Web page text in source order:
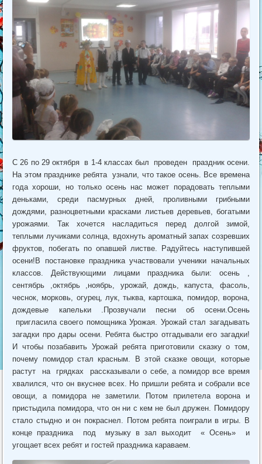
С 26 по 29 октября в 1-4 классах был проведен праздник осени.
На этом празднике ребята узнали, что такое осень. Все времена
года хороши, но только осень нас может порадовать теплыми
деньками, среди пасмурных дней, проливными грибными
дождями, разноцветными красками листьев деревьев, богатыми
урожаями. Так хочется насладиться перед долгой зимой,
теплыми лучиками солнца, вдохнуть ароматный запах созревших
фруктов, побегать по опавшей листве. Радуйтесь наступившей
осени!В постановке праздника участвовали ученики начальных
классов. Действующими лицами праздника были: осень ,
сентябрь ,октябрь ,ноябрь, урожай, дождь, капуста, фасоль,
чеснок, морковь, огурец, лук, тыква, картошка, помидор, ворона,
дождевые капельки .Прозвучали песни об осени.Осень
пригласила своего помощника Урожая. Урожай стал загадывать
загадки про дары осени. Ребята быстро отгадывали его загадки!
И чтобы позабавить Урожай ребята приготовили сказку о том,
почему помидор стал красным. В этой сказке овощи, которые
растут на грядках рассказывали о себе, а помидор все время
хвалился, что он вкуснее всех. Но пришли ребята и собрали все
овощи, а помидора не заметили. Потом прилетела ворона и
пристыдила помидора, что он ни с кем не был дружен. Помидору
стало стыдно и он покраснел. Потом ребята поиграли в игры. В
конце праздника под музыку в зал выходит « Осень» и
угощает всех ребят и гостей праздника караваем.